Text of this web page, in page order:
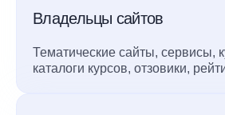
Владельцы сайтов
Тематические сайты, сервисы,
каталоги курсов, отзовики,